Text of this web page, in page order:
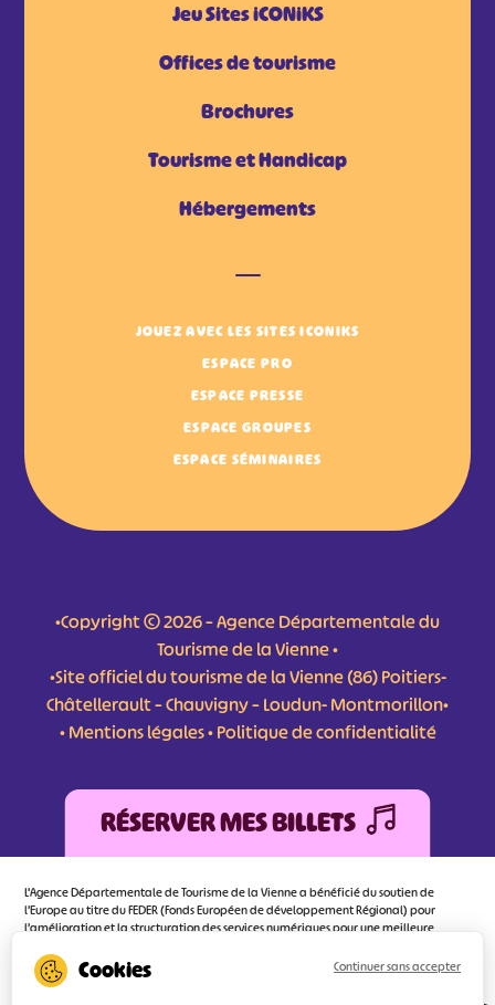
Jeu Sites iCONiKS
Offices de tourisme
Brochures
Tourisme et Handicap
Hébergements
JOUEZ AVEC LES SITES ICONIKS
ESPACE PRO
ESPACE PRESSE
ESPACE GROUPES
ESPACE SÉMINAIRES
•Copyright © 2026 – Agence Départementale du
Tourisme de la Vienne •
•Site officiel du tourisme de la Vienne (86) Poitiers-
Châtellerault – Chauvigny – Loudun- Montmorillon•
•Mentions légales•Politique de confidentialité
RÉSERVER MES BILLETS
L'Agence Départementale de Tourisme de la Vienne a bénéficié du soutien de
l’Europe au titre du FEDER (Fonds Européen de développement Régional) pour
l’amélioration et la structuration des services numériques pour une meilleure
d’orienter au mieux le visiteur.
Continuer sans accepter